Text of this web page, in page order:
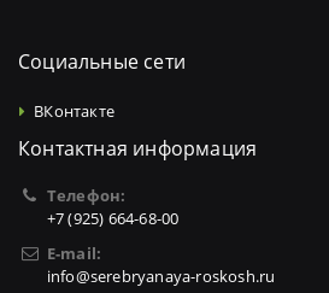
Социальные сети
ВКонтакте
Контактная информация
Телефон:
+7 (925) 664-68-00
E-mail:
info@serebryanaya-roskosh.ru